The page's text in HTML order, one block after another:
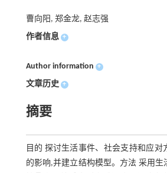
曹向阳, 郑金龙, 赵志强
作者信息 +
Author information +
文章历史 +
摘要
目的 探讨生活事件、社会支持和应对
的影响,并建立结构模型。方法 采用